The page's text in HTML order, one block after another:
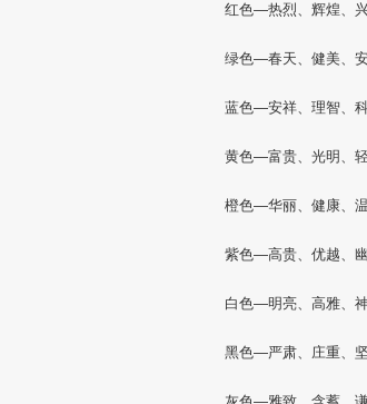
红色—热烈、辉煌、
绿色—春天、健美、
蓝色—安祥、理智、
黄色—富贵、光明、
橙色—华丽、健康、
紫色—高贵、优越、
白色—明亮、高雅、
黑色—严肃、庄重、